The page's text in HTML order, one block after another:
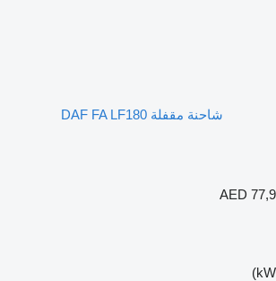
شاحنة مقفلة DAF FA LF180
AED